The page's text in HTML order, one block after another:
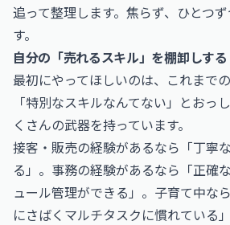
追って整理します。焦らず、ひとつ
す。
自分の「売れるスキル」を棚卸しする
最初にやってほしいのは、これまで
「特別なスキルなんてない」とおっ
くさんの武器を持っています。
接客・販売の経験があるなら「丁寧
る」。事務の経験があるなら「正確
ュール管理ができる」。子育て中な
にさばくマルチタスクに慣れている